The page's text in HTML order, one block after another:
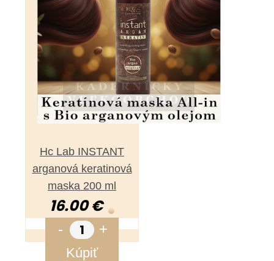
Hc Lab INSTANT
arganová keratinová
maska 200 ml
16.00 €
- +
Kúpiť